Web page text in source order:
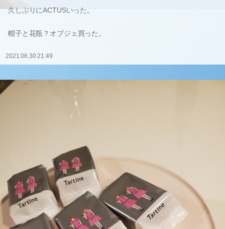
久しぶりにACTUSいった。
帽子と花瓶？オブジェ買った。
2021.06.30 21:49